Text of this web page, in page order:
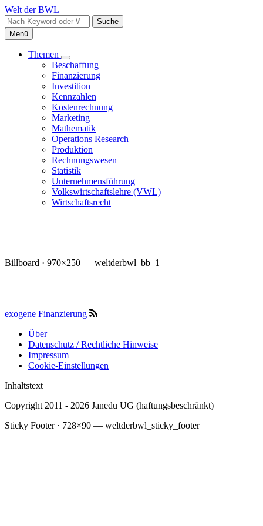
Direkt
zum
Inhalt
Welt der BWL
Suche
Menü
Haupt
Themen
Unternavigation
von
Themen
Beschaffung
Finanzierung
Investition
Kennzahlen
Kostenrechnung
Marketing
Mathematik
Operations Research
Produktion
Rechnungswesen
Statistik
Unternehmensführung
Volkswirtschaftslehre (VWL)
Wirtschaftsrecht
Billboard · 970×250 — weltderbwl_bb_1
exogene Finanzierung
Submenu
Über
Datenschutz / Rechtliche Hinweise
Impressum
Cookie-Einstellungen
Inhaltstext
Copyright 2011 - 2026 Janedu UG (haftungsbeschränkt)
Sticky Footer · 728×90 — weltderbwl_sticky_footer